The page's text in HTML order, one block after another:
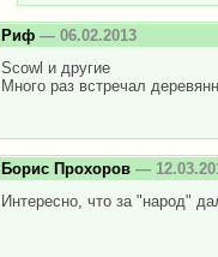
Риф — 06.02.2013
Scowl и другие
Много раз встречал
Борис Прохоров —
Интересно, что за "народ"